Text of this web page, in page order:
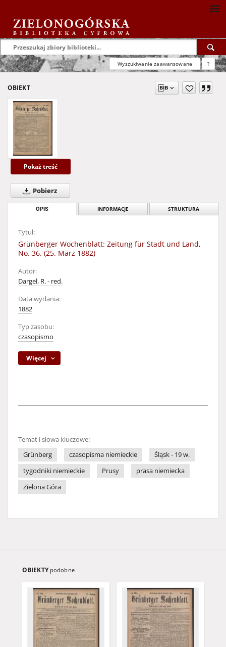
Wyszukiwanie zaawansowane ?
OBIEKT
Pokaż treść
Pobierz
OPIS INFORMACJE STRUKTURA
Tytuł:
Grünberger Wochenblatt: Zeitung für Stadt und Land,
No. 36. (25. März 1882)
Autor:
Dargel, R. - red.
Data wydania:
1882
Typ zasobu:
czasopismo
Więcej
Temat i słowa kluczowe:
Grünberg
czasopisma niemieckie
Śląsk - 19 w.
tygodniki niemieckie
Prusy
prasa niemiecka
Zielona Góra
OBIEKTY podobne